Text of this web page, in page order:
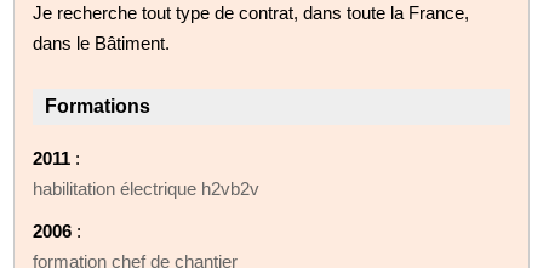
Je recherche tout type de contrat, dans toute la France,
dans le Bâtiment.
Formations
2011 :
habilitation électrique h2vb2v
2006 :
formation chef de chantier